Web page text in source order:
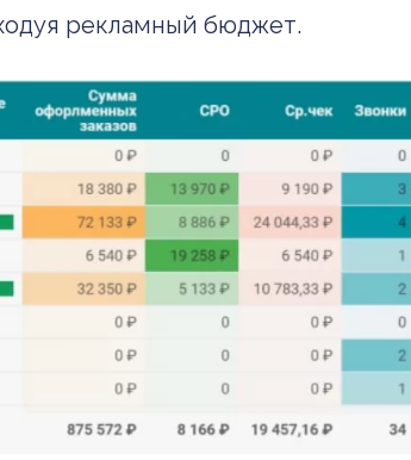
рекламный бюджет.